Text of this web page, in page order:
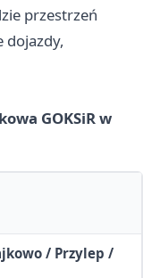
przestrzeń
dojazdy,
GOKSiR w
/ Przylep /